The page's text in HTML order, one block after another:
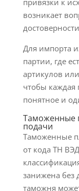
привязки к
возникает
Для импорта
партии, где
артикулов
чтобы каждая
понятное и
Таможенные
подачи
Таможенные
от кода ТН
занижена без
таможня